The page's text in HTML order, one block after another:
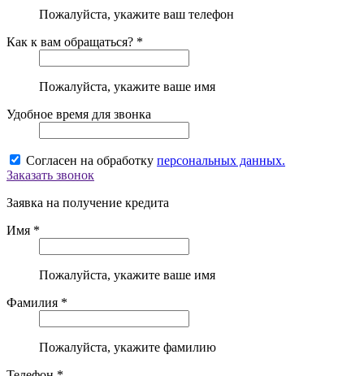
Пожалуйста, укажите ваш телефон
Как к вам обращаться? *
Пожалуйста, укажите ваше имя
Удобное время для звонка
Согласен на обработку персональных данных.
Заказать звонок
Заявка на получение кредита
Имя *
Пожалуйста, укажите ваше имя
Фамилия *
Пожалуйста, укажите фамилию